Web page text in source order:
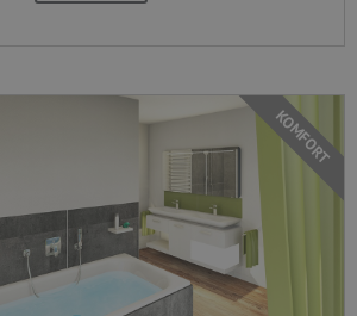
KOMFORT